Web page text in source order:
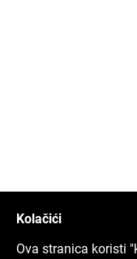
Kolačići
Ova stranica koristi